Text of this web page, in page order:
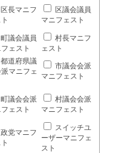
区長マニフ
区議会議員
マニフェスト
町議会議員
ェスト
村長マニフ
ェスト
都道府県議
マニフェ
市議会会派
マニフェスト
町議会会派
ェスト
村議会会派
マニフェスト
政党マニフ
スイッチユ
ーザーマニフェ
スト